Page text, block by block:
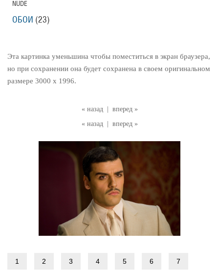
« назад
вперед »
« назад
вперед »
Эта картинка уменьшина чтобы поместиться в экран браузера,
но при сохранении она будет сохранена в своем оригинальном
размере 3000 x 1996.
1 2 3 4 5 6 7
NUDE
ОБОИ (23)